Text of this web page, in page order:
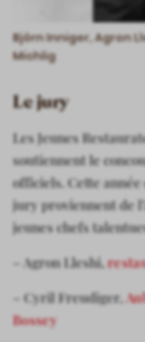
Björn Inniger, Agron
Michlig
Le jury
Les Jeunes
soutiennent le
officiels. Cette
jury proviennent de
jeunes chefs
– Agron Lleshi,
– Cyril Freudiger,
Bossey